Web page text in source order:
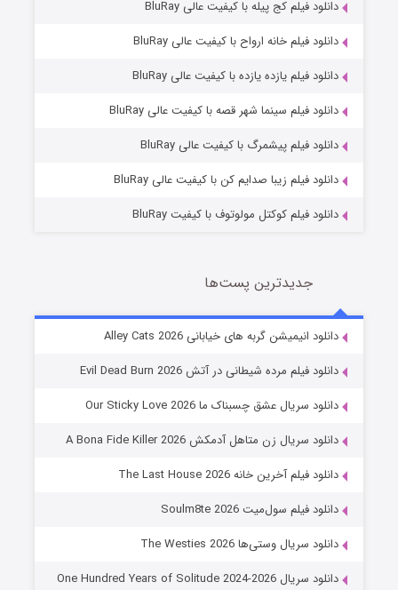
شوهر
دانلود فیلم کج‌ پیله با کیفیت عالی BluRay
دانلود فیلم خانه ارواح با کیفیت عالی BluRay
دانلود فیلم یازده یازده با کیفیت عالی BluRay
دانلود فیلم سینما شهر قصه با کیفیت عالی BluRay
دانلود فیلم پیشمرگ با کیفیت عالی BluRay
دانلود فیلم زیبا صدایم کن با کیفیت عالی BluRay
دانلود فیلم کوکتل مولوتوف با کیفیت BluRay
جدیدترین پست‌ها
دانلود انیمیشن گربه های خیابانی Alley Cats 2026
دانلود فیلم مرده شیطانی در آتش Evil Dead Burn 2026
دانلود سریال عشق چسبناک ما Our Sticky Love 2026
دانلود سریال زن متاهل آدمکش A Bona Fide Killer 2026
دانلود فیلم آخرین خانه The Last House 2026
دانلود فیلم سول‌میت Soulm8te 2026
دانلود سریال وستی‌ها The Westies 2026
دانلود سریال One Hundred Years of Solitude 2024-2026